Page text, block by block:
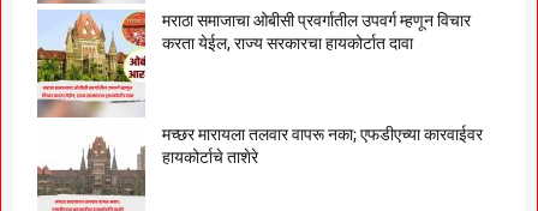
मराठा समाजाचा ओबीसी प्रवर्गातील उपवर्ग म्हणून विचार
करता येईल, राज्य सरकारचा हायकोर्टात दावा
मच्छर मारायला तलवार वापरू नका; एफडीएच्या कारवाईवर
हायकोर्टाचे ताशेरे